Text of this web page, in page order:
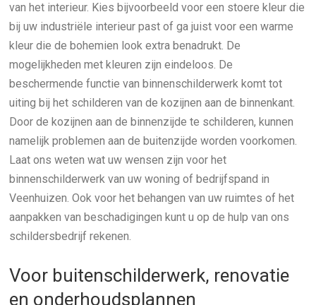
van het interieur. Kies bijvoorbeeld voor een stoere kleur die
bij uw industriële interieur past of ga juist voor een warme
kleur die de bohemien look extra benadrukt. De
mogelijkheden met kleuren zijn eindeloos. De
beschermende functie van binnenschilderwerk komt tot
uiting bij het schilderen van de kozijnen aan de binnenkant.
Door de kozijnen aan de binnenzijde te schilderen, kunnen
namelijk problemen aan de buitenzijde worden voorkomen.
Laat ons weten wat uw wensen zijn voor het
binnenschilderwerk van uw woning of bedrijfspand in
Veenhuizen. Ook voor het behangen van uw ruimtes of het
aanpakken van beschadigingen kunt u op de hulp van ons
schildersbedrijf rekenen.
Voor buitenschilderwerk, renovatie
en onderhoudsplannen